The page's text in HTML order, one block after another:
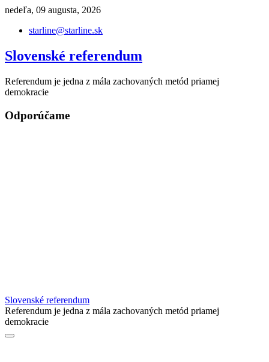
Skip
content
nedeľa, 09 augusta, 2026
starline@starline.sk
Slovenské referendum
Referendum je jedna z mála zachovaných metód priamej
demokracie
Odporúčame
Slovenské referendum
Referendum je jedna z mála zachovaných metód priamej
demokracie